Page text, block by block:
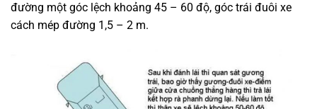
đường một góc lệch khoảng 45 – 60 độ, góc trái đuôi xe
cách mép đường 1,5 – 2 m.